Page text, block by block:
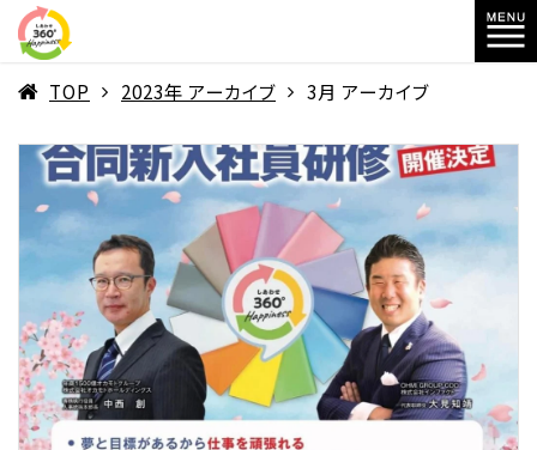
TOP 2023年 アーカイブ 3月 アーカイブ